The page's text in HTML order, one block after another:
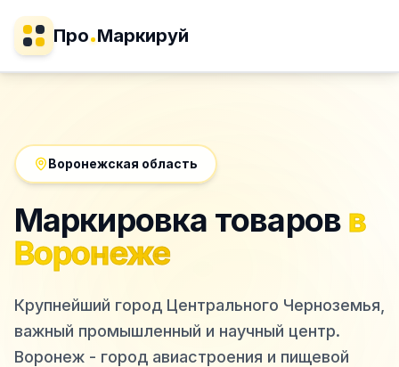
Про Маркируй
Воронежская область
Маркировка товаровв
Воронеже
Крупнейший город Центрального Черноземья,
важный промышленный и научный центр.
Воронеж - город авиастроения и пищевой